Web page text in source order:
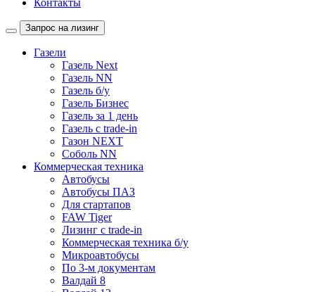
Контакты
Запрос на лизинг
Газели
Газель Next
Газель NN
Газель б/у
Газель Бизнес
Газель за 1 день
Газель с trade-in
Газон NEXT
Соболь NN
Коммерческая техника
Автобусы
Автобусы ПАЗ
Для стартапов
FAW Tiger
Лизинг с trade-in
Коммерческая техника б/у
Микроавтобусы
По 3-м документам
Валдай 8